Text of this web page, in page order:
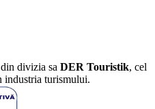
divizia sa DER Touristik, cel
industria turismului.